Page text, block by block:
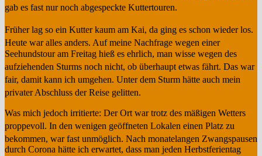
gab es fast nur noch abgespeckte Kuttertouren.
Früher lag so ein Kutter kaum am Kai, da ging es schon wieder los.
Heute war alles anders. Auf meine Nachfrage wegen einer
Seehundstour am Freitag hieß es ehrlich, man wisse wegen des
aufziehenden Sturms noch nicht, ob überhaupt etwas fährt. Das war
fair, damit kann ich umgehen. Unter dem Sturm hätte auch mein
privater Abschluss der Reise gelitten.
Was mich jedoch irritierte: Der Ort war trotz des mäßigen Wetters
proppevoll. In den wenigen geöffneten Lokalen einen Platz zu
bekommen, war fast unmöglich. Nach monatelangen Zwangspausen
durch Corona hätte ich erwartet, dass man jeden Herbstferientag